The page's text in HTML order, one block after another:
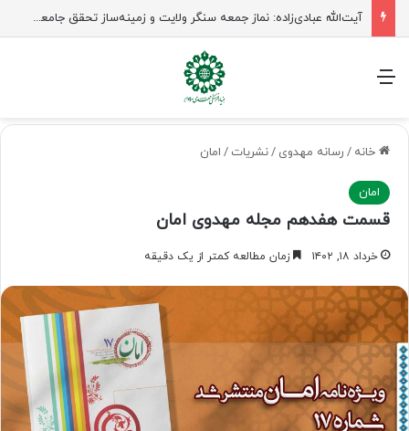
آیت‌الله عبادی‌زاده: نماز جمعه سنگر ولایت و زمینه‌ساز تحقق جامعه مهدوی است
منو
خانه / رسانه مهدوی /نشریات / امان
امان
قسمت هفدهم مجله مهدوی امان
خرداد ۱۸, ۱۴۰۲ زمان مطالعه کمتر از یک دقیقه